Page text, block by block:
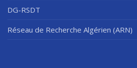
DG-RSDT
Réseau de Recherche Algérien (ARN)